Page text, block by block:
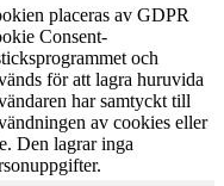
placeras av GDPR
Consent-
och
för att lagra huruvida
har samtyckt till
av cookies eller
Den lagrar inga